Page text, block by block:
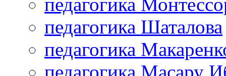
педагогика Шаталова
педагогика
педагогика Масару